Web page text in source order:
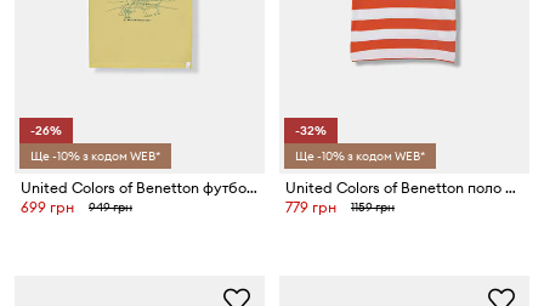
-26%
Ще -10% з кодом WEB*
United Colors of Benetton футболка дитяча бавовняна
699 грн
949 грн
-32%
Ще -10% з кодом WEB*
United Colors of Benetton поло дитяче бавовняне
779 грн
1159 грн